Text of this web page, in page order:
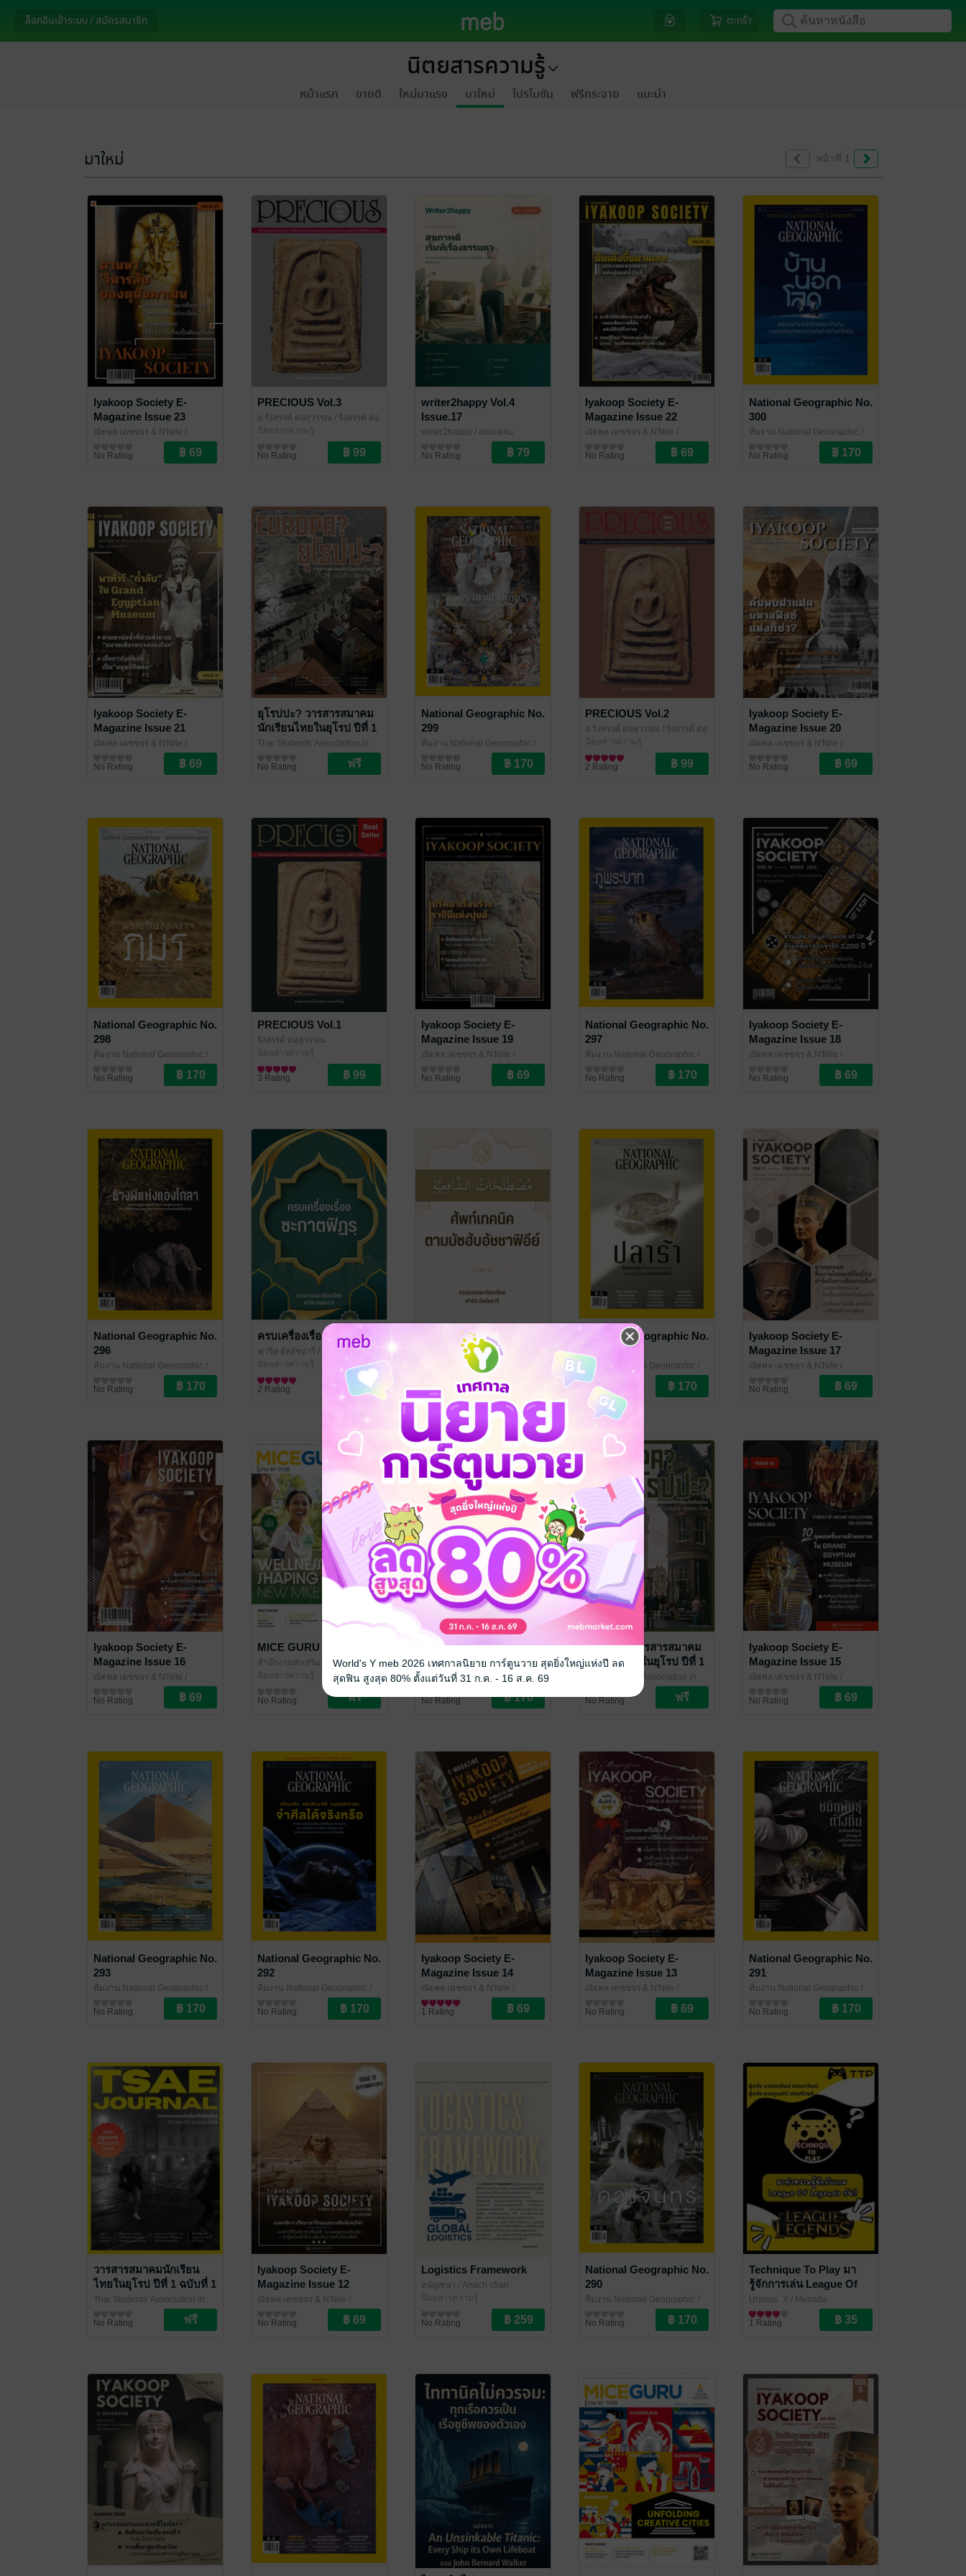
ตะกร้า
นิตยสารความรู้
หน้าแรก ขายดี ใหม่มาแรง มาใหม่ โปรโมชัน ฟรีกระจาย แนะนำ
มาใหม่ หน้าที่ 1
Iyakoop Society E-
Magazine Issue 23
ณัฐพล เดชขจร & N'Nile /
No Rating
PRECIOUS Vol.3
อ.รังสรรค์ ต่อสุวรรณ / รังสรรค์ ต่อ
สุวรรณ
นิตยสารความรู้
No Rating
writer2happy Vol.4
Issue.17
writer2happy / ebook4u
No Rating
Iyakoop Society E-
Magazine Issue 22
ณัฐพล เดชขจร & N'Nile /
No Rating
National Geographic No.
300
ทีมงาน National Geographic /
No Rating
Iyakoop Society E-
Magazine Issue 21
ณัฐพล เดชขจร & N'Nile /
No Rating
ยุโรปปะ? วารสารสมาคม
นักเรียนไทยในยุโรป ปีที่ 1
ฉบับที่ 3 (มิถุนายน 2569)
Thai Students' Association in
/ สมาคมนักเรียน
ไทยในยุโรป
No Rating
National Geographic No.
299
ทีมงาน National Geographic /
No Rating
PRECIOUS Vol.2
อ.รังสรรค์ ต่อสุวรรณ / รังสรรค์ ต่อ
สุวรรณ
นิตยสารความรู้
2 Rating
Iyakoop Society E-
Magazine Issue 20
ณัฐพล เดชขจร & N'Nile /
No Rating
National Geographic No.
298
ทีมงาน National Geographic /
No Rating
PRECIOUS Vol.1
รังสรรค์ ต่อสุวรรณ
นิตยสารความรู้
3 Rating
Iyakoop Society E-
Magazine Issue 19
ณัฐพล เดชขจร & N'Nile /
No Rating
National Geographic No.
297
ทีมงาน National Geographic /
No Rating
Iyakoop Society E-
Magazine Issue 18
ณัฐพล เดชขจร & N'Nile /
No Rating
National Geographic No.
296
ทีมงาน National Geographic /
No Rating
ครบเครื่องเรื่องซะกาตฟิฏรฺ
ฟาริส อัลอัชอารี / มักตะบะฮฺอัลกอ
ฮิเราะฮฺอัลมิซรียะฮฺ
นิตยสารความรู้
2 Rating
ศัพท์เทคทิคตามมัซฮับอัช
ฟาริส อัลอัชอารี/ มักตะบะฮฺอัลกอ
3 Rating
National Geographic No.
ทีมงาน National Geographic /
Amarin Magazine
นิตยสารความรู้
No Rating
Iyakoop Society E-
Magazine Issue 17
ณัฐพล เดชขจร & N'Nile /
No Rating
Iyakoop Society E-
Magazine Issue 16
ณัฐพล เดชขจร & N'Nile /
No Rating
MICE GURU 39
สำนักงานส่งเสริมการจัดประชุม
และนิทรรศการ (องค์การมหาชน)
นิตยสารความรู้
No Rating
National Geographic No.
294
ทีมงาน National Geographic/
No Rating
ยุโรปปะ? วารสารสมาคม
นักเรียนไทยในยุโรป ปีที่ 1
ฉบับที่ 2 (ธันวาคม 2568)
Thai Students' Association in
Europe (TSAE) / สมาคมนักเรียน
ไทยในยุโรป
นิตยสารความรู้
No Rating
Iyakoop Society E-
Magazine Issue 15
ณัฐพล เดชขจร & N'Nile /
No Rating
National Geographic No.
293
ทีมงาน National Geographic /
No Rating
National Geographic No.
292
ทีมงาน National Geographic /
No Rating
Iyakoop Society E-
Magazine Issue 14
ณัฐพล เดชขจร & N'Nile /
Iyakoop_Society
นิตยสารความรู้
1 Rating
Iyakoop Society E-
Magazine Issue 13
ณัฐพล เดชขจร & N'Nile /
No Rating
National Geographic No.
291
ทีมงาน National Geographic /
No Rating
วารสารสมาคมนักเรียน
ไทยในยุโรป ปีที่ 1 ฉบับที่ 1
(กันยายน 2568)
Thai Students' Association in
/ สมาคมนักเรียน
ไทยในยุโรป
No Rating
Iyakoop Society E-
Magazine Issue 12
ณัฐพล เดชขจร & N'Nile /
No Rating
Logistics Framework
อนัญชนา / Anach chan
นิตยสารความรู้
No Rating
National Geographic No.
290
ทีมงาน National Geographic /
No Rating
Technique To Play มา
รู้จักการเล่น League Of
Legends กัน
Uranus_X / Menada
นิตยสารความรู้
1 Rating
World's Y meb 2026 เทศกาลนิยาย การ์ตูนวาย สุดยิ่งใหญ่แห่งปี ลด
สุดฟิน สูงสุด 80% ตั้งแต่วันที่ 31 ก.ค. - 16 ส.ค. 69